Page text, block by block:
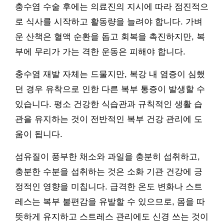
충수염 수술 후에는 의료진의 지시에 따라 점진적으
로 식사를 시작하고 활동량을 늘려야 합니다. 가벼
운 산책은 혈액 순환을 돕고 회복을 촉진하지만, 복
부에 무리가 가는 격한 운동은 피해야 합니다.
충수염 재발 자체는 드물지만, 복강 내 염증이 심했
던 경우 유착으로 인한 다른 복부 통증이 발생할 수
있습니다. 평소 건강한 식습관과 규칙적인 생활 습
관을 유지하는 것이 전반적인 복부 건강 관리에 도
움이 됩니다.
섬유질이 풍부한 채소와 과일을 충분히 섭취하고,
충분한 수분을 섭취하는 것은 소화 기관 건강에 긍
정적인 영향을 미칩니다. 급격한 온도 변화나 스트
레스는 복부 불편감을 유발할 수 있으므로, 몸을 따
뜻하게 유지하고 스트레스 관리에도 신경 쓰는 것이